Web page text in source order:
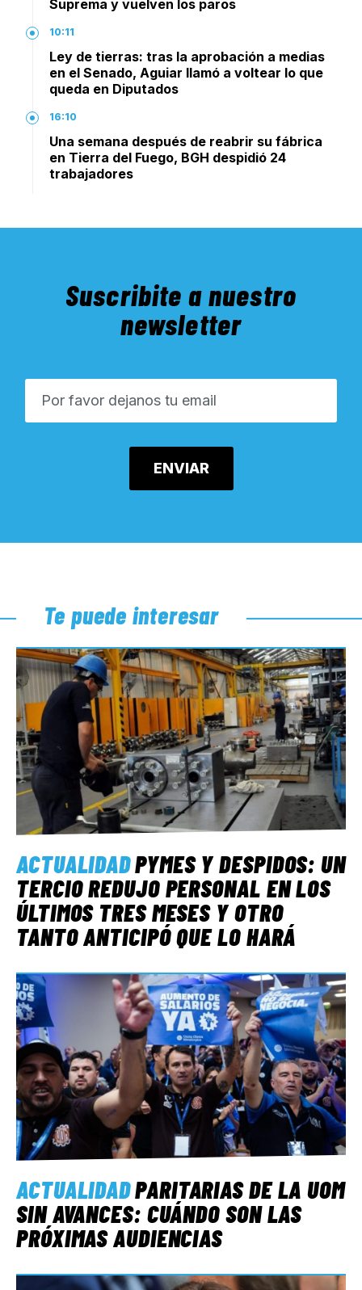
Suprema y vuelven los paros
10:11
Ley de tierras: tras la aprobación a medias
en el Senado, Aguiar llamó a voltear lo que
queda en Diputados
16:10
Una semana después de reabrir su fábrica
en Tierra del Fuego, BGH despidió 24
trabajadores
Suscribite a nuestro
newsletter
Te puede interesar
ACTUALIDADPYMES Y DESPIDOS: UN
TERCIO REDUJO PERSONAL EN LOS
ÚLTIMOS TRES MESES Y OTRO
TANTO ANTICIPÓ QUE LO HARÁ
ACTUALIDADPARITARIAS DE LA UOM
SIN AVANCES: CUÁNDO SON LAS
PRÓXIMAS AUDIENCIAS